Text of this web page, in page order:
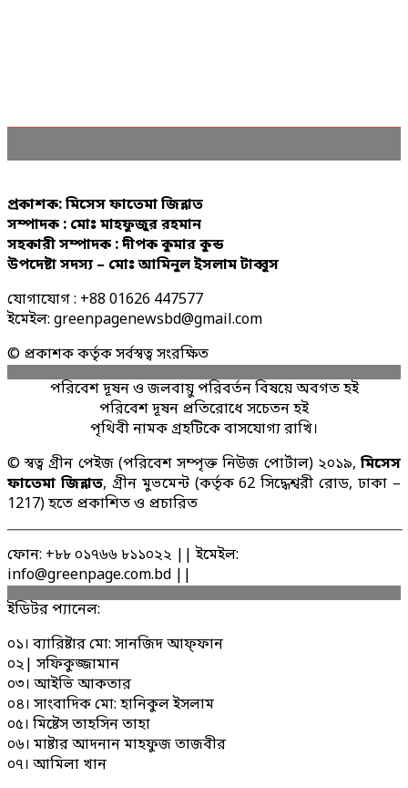
প্রকাশক: মিসেস ফাতেমা জিন্নাত
সম্পাদক : মোঃ মাহফুজুর রহমান
সহকারী সম্পাদক : দীপক কুমার কুন্ড
উপদেষ্টা সদস্য – মোঃ আমিনুল ইসলাম টাব্বুস
যোগাযোগ : +88 01626 447577
ইমেইল: greenpagenewsbd@gmail.com
© প্রকাশক কর্তৃক সর্বস্বত্ব সংরক্ষিত
পরিবেশ দূষন ও জলবায়ু পরিবর্তন বিষয়ে অবগত হই
পরিবেশ দূষন প্রতিরোধে সচেতন হই
পৃথিবী নামক গ্রহটিকে বাসযোগ্য রাখি।
© স্বত্ব গ্রীন পেইজ (পরিবেশ সম্পৃক্ত নিউজ পোর্টাল) ২০১৯, মিসেস
ফাতেমা জিন্নাত, গ্রীন মুভমেন্ট (কর্তৃক 62 সিদ্ধেশ্বরী রোড, ঢাকা –
1217) হতে প্রকাশিত ও প্রচারিত
ফোন: +৮৮ ০১৭৬৬ ৮১১০২২ || ইমেইল:
info@greenpage.com.bd ||
ইডিটর প্যানেল:
০১। ব্যারিষ্টার মো: সানজিদ আফ্ফান
০২| সফিকুজ্জামান
০৩। আইভি আকতার
০৪। সাংবাদিক মো: হানিকুল ইসলাম
০৫। মিষ্টেস তাহসিন তাহা
০৬। মাষ্টার আদনান মাহফুজ তাজবীর
০৭। আমিলা খান